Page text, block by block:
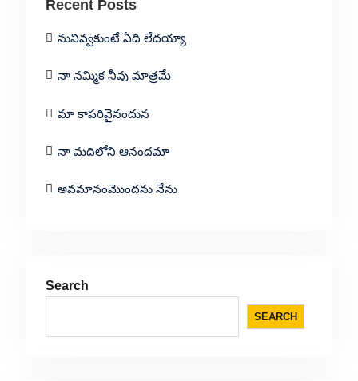
Recent Posts
నువివ్వకుంటే ఏది లేదయ్యా
నా నమ్మిక నీవు మాత్రమే
మా కాపరివైనందున
నా మదిలోని ఆనందమా
అవమానంమొందను నేను
Search
SEARCH